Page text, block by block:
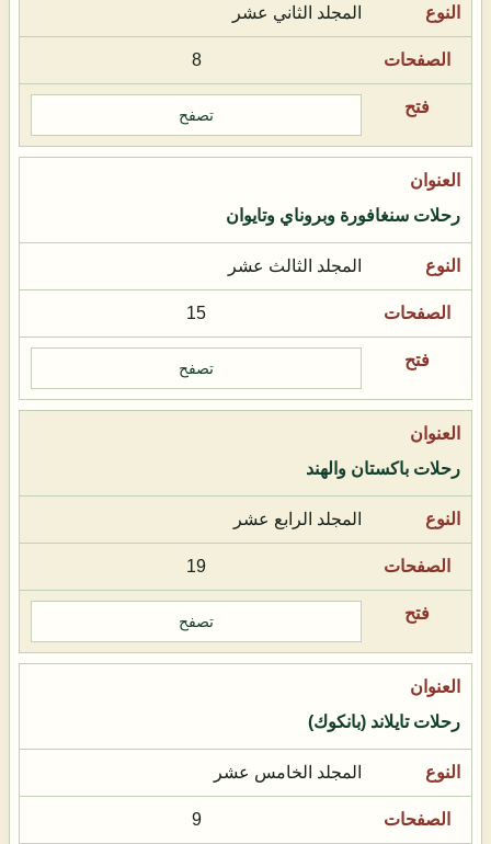
المجلد الثاني عشر
8
تصفح
رحلات سنغافورة وبروناي وتايوان
المجلد الثالث عشر
15
تصفح
رحلات باكستان والهند
المجلد الرابع عشر
19
تصفح
رحلات تايلاند (بانكوك)
المجلد الخامس عشر
9